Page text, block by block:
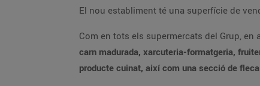
El nou establiment té una superfície de
Com en tots els supermercats del Grup,
carn madurada, xarcuteria-formatgeria,
producte cuinat, així com una secció de